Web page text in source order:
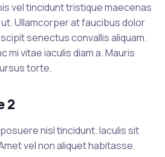
vel tincidunt tristique maecenas
Ullamcorper at faucibus dolor
senectus convallis aliquam.
mi vitae iaculis diam a. Mauris
torte.
2
nisl tincidunt. Iaculis sit
vel non aliquet habitasse.